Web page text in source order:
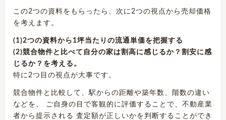
この2つの資料をもらったら、次に2つの視点から売却価格
を考えます。
(1)2つの資料から1坪当たりの流通単価を把握する
(2)競合物件と比べて自分の家は割高に感じるか？割安に感
じるか？を考える。
特に2つ目の視点が大事です。
競合物件と比較して、駅からの距離や築年数、階数の違い
などを、 ご自身の目で客観的に評価することで、不動産業
者から提示される 査定額が正しいかを判断することができ